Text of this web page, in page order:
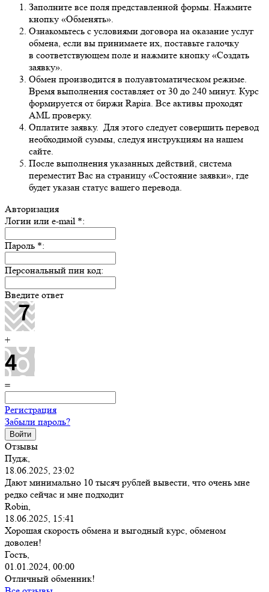
Заполните все поля представленной формы. Нажмите
кнопку «Обменять».
Ознакомьтесь с условиями договора на оказание услуг
обмена, если вы принимаете их, поставьте галочку
в соответствующем поле и нажмите кнопку «Создать
заявку».
Обмен производится в полуавтоматическом режиме.
Время выполнения составляет от 30 до 240 минут. Курс
формируется от биржи Rapira. Все активы проходят
AML проверку.
Оплатите заявку. Для этого следует совершить перевод
необходимой суммы, следуя инструкциям на нашем
сайте.
После выполнения указанных действий, система
переместит Вас на страницу «Состояние заявки», где
будет указан статус вашего перевода.
Авторизация
Логин или e-mail *:
Пароль *:
Персональный пин код:
Введите ответ
+
=
Регистрация
Забыли пароль?
Отзывы
Пудж,
18.06.2025, 23:02
Дают минимально 10 тысяч рублей вывести, что очень мне
редко сейчас и мне подходит
Robin,
18.06.2025, 15:41
Хорошая скорость обмена и выгодный курс, обменом
доволен!
Гость,
01.01.2024, 00:00
Отличный обменник!